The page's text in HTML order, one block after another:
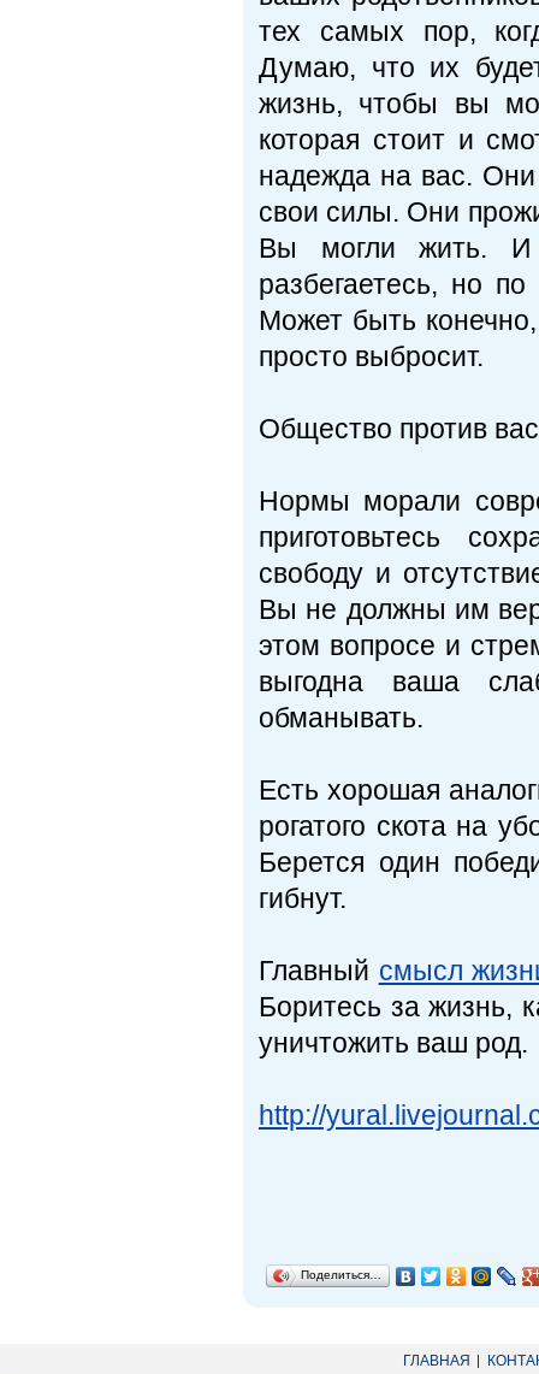
тех самых пор,
Думаю, что их
жизнь, чтобы вы
которая стоит и
надежда на вас.
свои силы. Они
Вы могли жить. И
разбегаетесь, но
Может быть
просто выбросит.
Общество против вас
Нормы морали
приготовьтесь
свободу и
Вы не должны им
этом вопросе и
выгодна ваша
обманывать.
Есть хорошая
рогатого скота на
Берется один
гибнут.
Главный смысл
Боритесь за жизнь,
уничтожить ваш род.
http://
Поделиться…
ГЛАВНАЯ